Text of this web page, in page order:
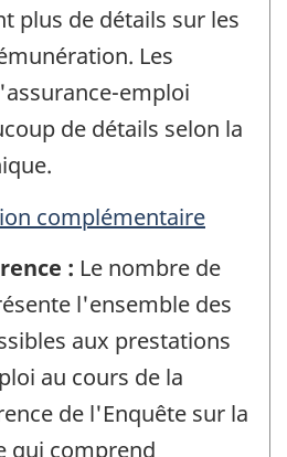
plus de détails sur les
Les
emploi
de détails selon la
complémentaire
: Le nombre de
l'ensemble des
aux prestations
au cours de la
de l'Enquête sur la
qui comprend